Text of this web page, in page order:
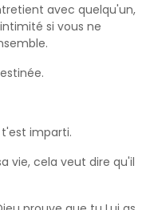
avec quelqu'un,
si vous ne
imparti.
vie, cela veut dire qu'il